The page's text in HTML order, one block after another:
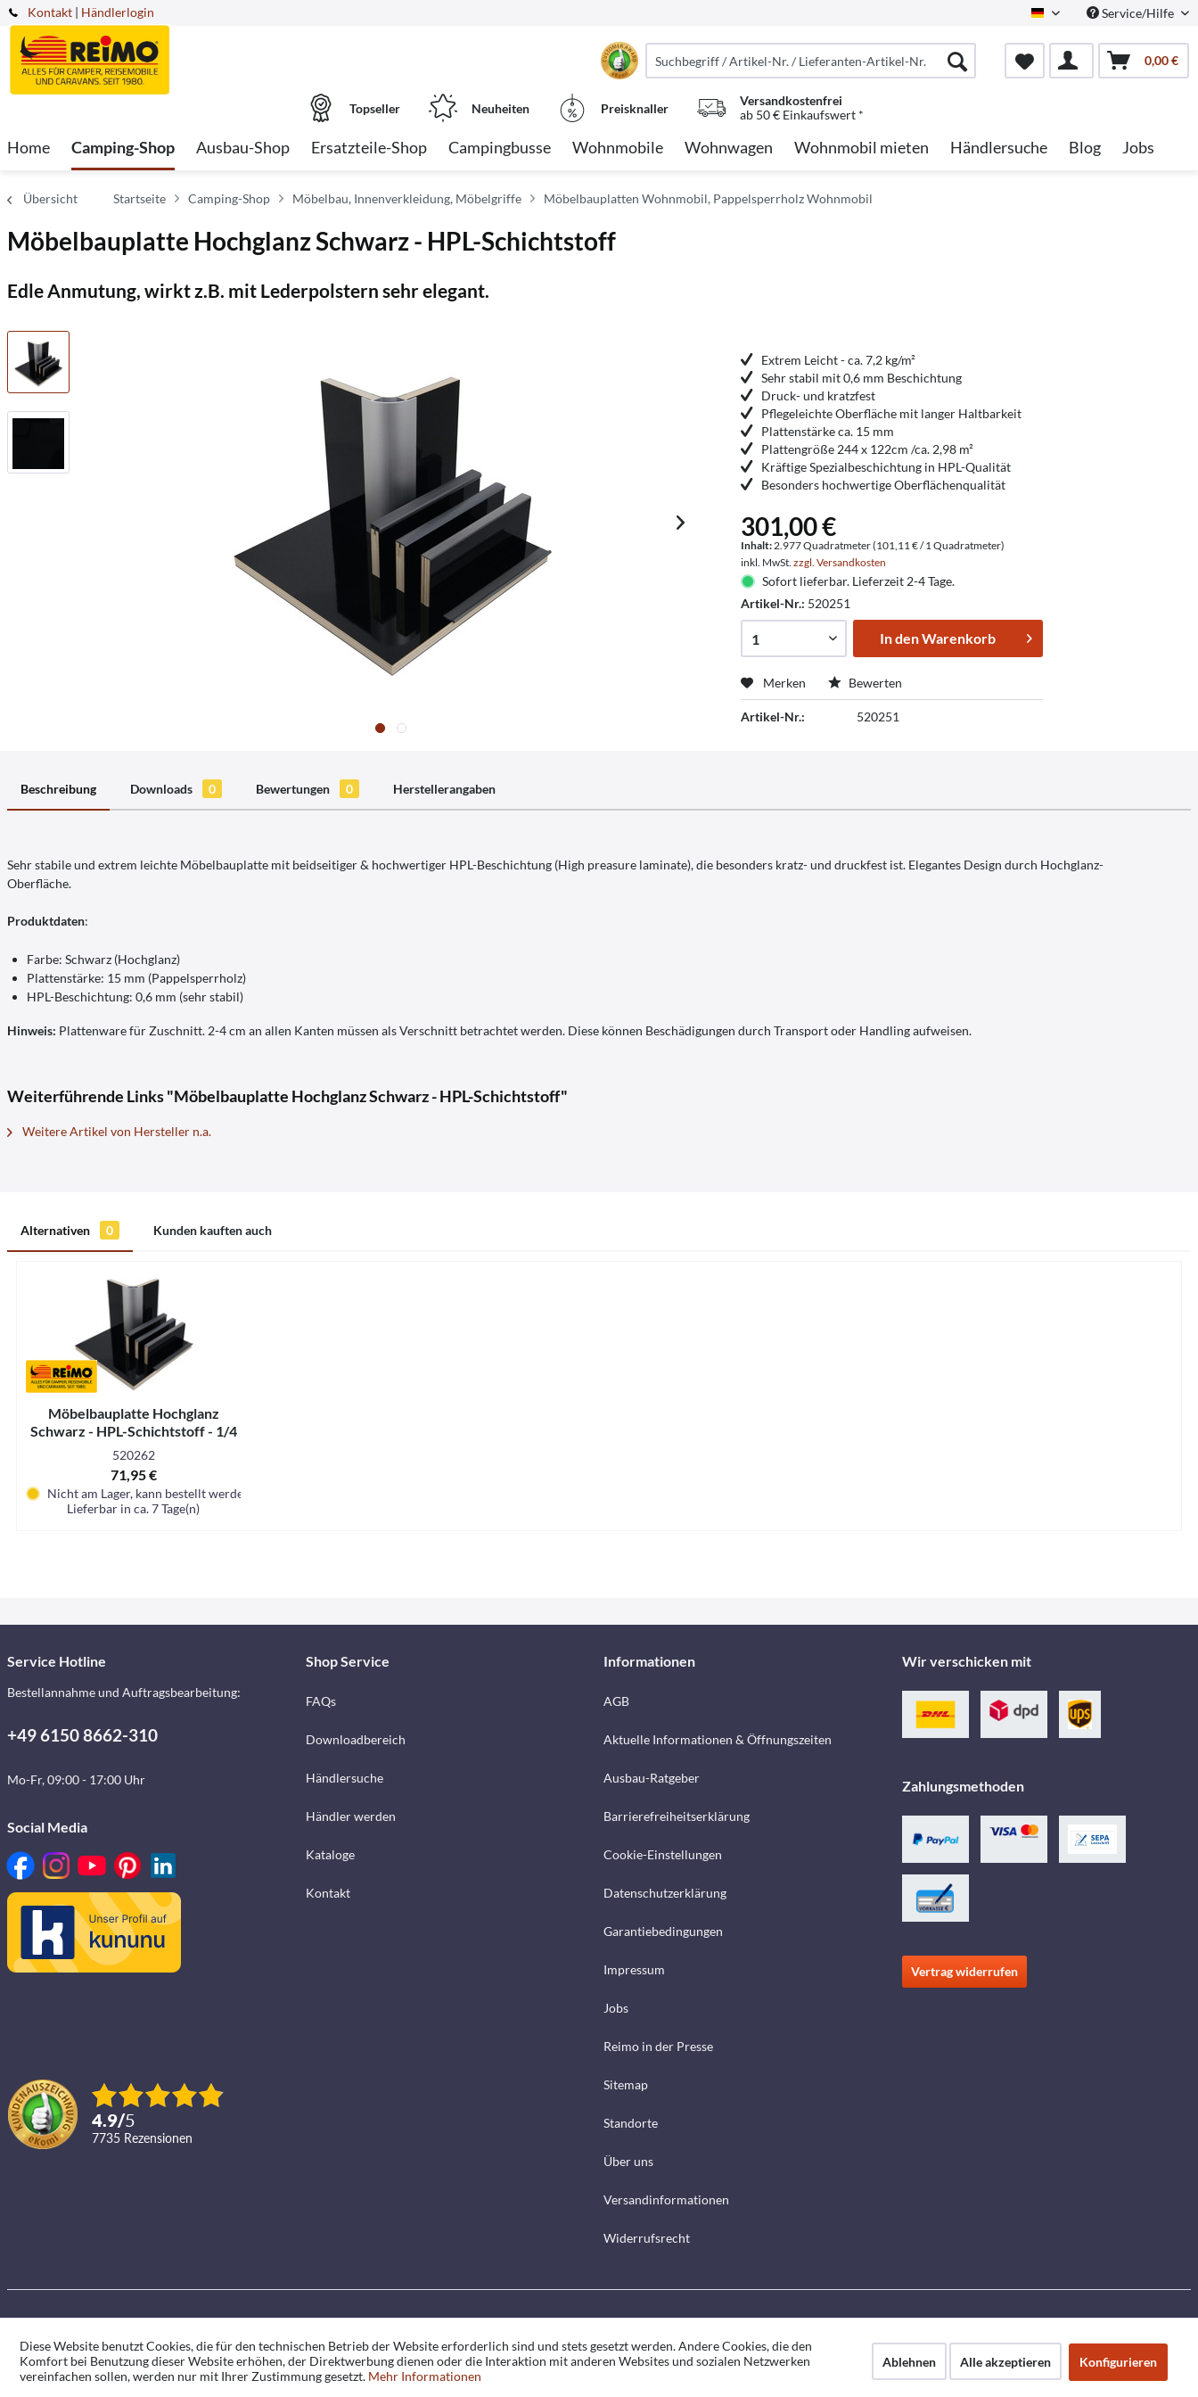
Kontakt German Service/Hilfe
| Händlerlogin
0,00 €
Topseller Neuheiten Preisknaller
Versandkostenfrei
ab 50 € Einkaufswert *
Home Camping-Shop Ausbau-Shop Ersatzteile-Shop Campingbusse Wohnmobile Wohnwagen Wohnmobil mieten Händlersuche Blog Jobs
Übersicht Startseite Camping-Shop Möbelbau, Innenverkleidung, Möbelgriffe Möbelbauplatten Wohnmobil, Pappelsperrholz Wohnmobil
Möbelbauplatte Hochglanz Schwarz - HPL-Schichtstoff
Edle Anmutung, wirkt z.B. mit Lederpolstern sehr elegant.
Extrem Leicht - ca. 7,2 kg/m²
Sehr stabil mit 0,6 mm Beschichtung
Druck- und kratzfest
Pflegeleichte Oberfläche mit langer Haltbarkeit
Plattenstärke ca. 15 mm
Plattengröße 244 x 122cm /ca. 2,98 m²
Kräftige Spezialbeschichtung in HPL-Qualität
Besonders hochwertige Oberflächenqualität
301,00 €
Inhalt:2.977 Quadratmeter (101,11 € / 1 Quadratmeter)
inkl. MwSt.zzgl. Versandkosten
Sofort lieferbar. Lieferzeit 2-4 Tage.
Artikel-Nr.: 520251
In denWarenkorb
Merken Bewerten
Artikel-Nr.: 520251
Beschreibung Downloads 0 Bewertungen 0 Herstellerangaben
Sehr stabile und extrem leichte Möbelbauplatte mit beidseitiger & hochwertiger HPL-Beschichtung (High preasure laminate), die besonders kratz- und druckfest ist. Elegantes Design durch Hochglanz-
Oberfläche.
Produktdaten:
Farbe: Schwarz (Hochglanz)
Plattenstärke: 15 mm (Pappelsperrholz)
HPL-Beschichtung: 0,6 mm (sehr stabil)
Hinweis: Plattenware für Zuschnitt. 2-4 cm an allen Kanten müssen als Verschnitt betrachtet werden. Diese können Beschädigungen durch Transport oder Handling aufweisen.
Weiterführende Links "Möbelbauplatte Hochglanz Schwarz - HPL-Schichtstoff"
Weitere Artikel von Hersteller n.a.
Alternativen 0 Kunden kauften auch
Möbelbauplatte Hochglanz
Schwarz - HPL-Schichtstoff - 1/4
Platte
520262
71,95 €
Nicht am Lager, kann bestellt werden
Lieferbar in ca. 7 Tage(n)
Service Hotline
Bestellannahme und Auftragsbearbeitung:
+49 6150 8662-310
Mo-Fr, 09:00 - 17:00 Uhr
Social Media
4.9/5
7735 Rezensionen
Shop Service
FAQs
Downloadbereich
Händlersuche
Händler werden
Kataloge
Kontakt
Informationen
AGB
Aktuelle Informationen & Öffnungszeiten
Ausbau-Ratgeber
Barrierefreiheitserklärung
Cookie-Einstellungen
Datenschutzerklärung
Garantiebedingungen
Impressum
Jobs
Reimo in der Presse
Sitemap
Standorte
Über uns
Versandinformationen
Widerrufsrecht
Wir verschicken mit
Zahlungsmethoden
Vertrag widerrufen
Diese Website benutzt Cookies, die für den technischen Betrieb der Website erforderlich sind und stets gesetzt werden. Andere Cookies, die den
Komfort bei Benutzung dieser Website erhöhen, der Direktwerbung dienen oder die Interaktion mit anderen Websites und sozialen Netzwerken
vereinfachen sollen, werden nur mit Ihrer Zustimmung gesetzt. Mehr Informationen
Ablehnen Alle akzeptieren Konfigurieren